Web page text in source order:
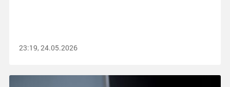
23:19, 24.05.2026